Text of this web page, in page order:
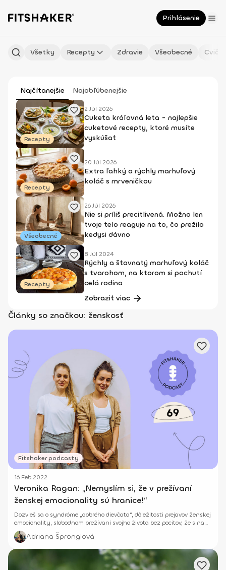
Prihlásenie
Všetky Recepty Zdravie Všeobecné
Najčítanejšie Najobľúbenejšie
Recepty
2 Júl 2026
Cuketa kráľovná leta - najlepšie
cuketové recepty, ktoré musíte
vyskúšať
Recepty
20 Júl 2026
Extra ľahký a rýchly marhuľový
koláč s mrveničkou
Všeobecné
26 Júl 2026
Nie si príliš precitlivená. Možno len
tvoje telo reaguje na to, čo prežilo
kedysi dávno
Recepty
8 Júl 2024
Rýchly a šťavnatý marhuľový koláč
s tvarohom, na ktorom si pochutí
celá rodina
Zobraziť viac
Články so značkou: ženskosť
Fitshaker podcasty
16 Feb 2022
Veronika Ragan: „Nemyslím si, že v prežívaní
ženskej emocionality sú hranice!“
Dozvieš sa o syndróme „dobrého dievčaťa“, dôležitosti prejavov ženskej
emocionality, slobodnom prežívaní svojho života bez pocitov, že s nami
nie je niečo v poriadku.
Adriana Špronglová